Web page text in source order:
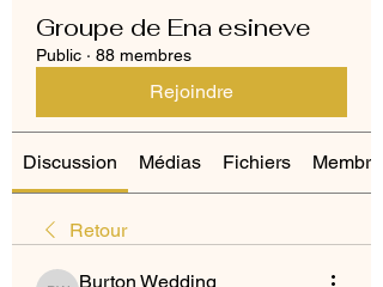
Groupe de Ena esineve
Public · 88 membres
Rejoindre
Discussion Médias Fichiers Membres
Retour
Burton Wedding